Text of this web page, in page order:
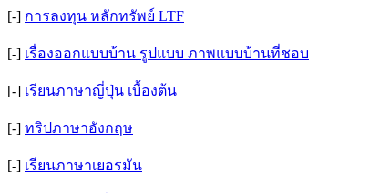
[-] การลงทุน หลักทรัพย์ LTF
[-] เรื่องออกแบบบ้าน รูปแบบ ภาพแบบบ้านที่ชอบ
[-] เรียนภาษาญี่ปุ่น เบื้องต้น
[-] ทริปภาษาอังกฤษ
[-] เรียนภาษาเยอรมัน